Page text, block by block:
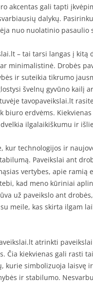
akcentas gali tapti
dalykų.
nuo nuolatinio pasaulio
– tai tarsi langas į
minimalistinė. Drobės
ir suteikia tikrumo
švelnų gyvūno kailį
tavopaveikslai.lt
erdvėms.
ilgalaikiškumu ir
kur technologijos ir
Paveikslai ant
vertybes, apie ramią
kad meno kūriniai
už paveikslo ant
meile, kas skirta ilgam
atrinkti
Čia kiekvienas gali rasti
kurie simbolizuoja laisvę
ir stabilumo.